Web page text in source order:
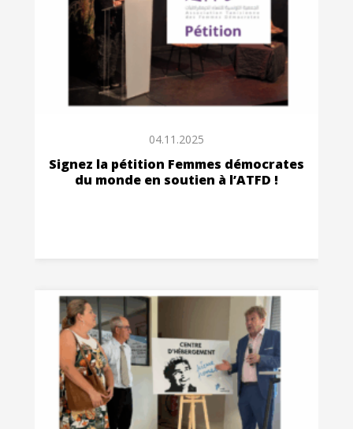
04.11.2025
Signez la pétition Femmes démocrates
du monde en soutien à l’ATFD !